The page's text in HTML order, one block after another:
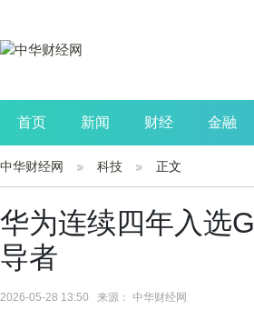
首页 新闻 财经 金融
公司 生活 读书
中华财经网 科技 正文
华为连续四年入选
导者
2026-05-28 13:50 来源： 中华财经网